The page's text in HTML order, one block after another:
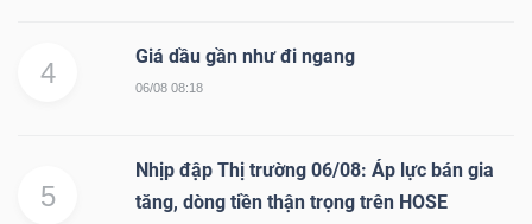
4
Giá dầu gần như đi ngang
06/08 08:18
5
Nhịp đập Thị trường 06/08: Áp lực bán gia
tăng, dòng tiền thận trọng trên HOSE